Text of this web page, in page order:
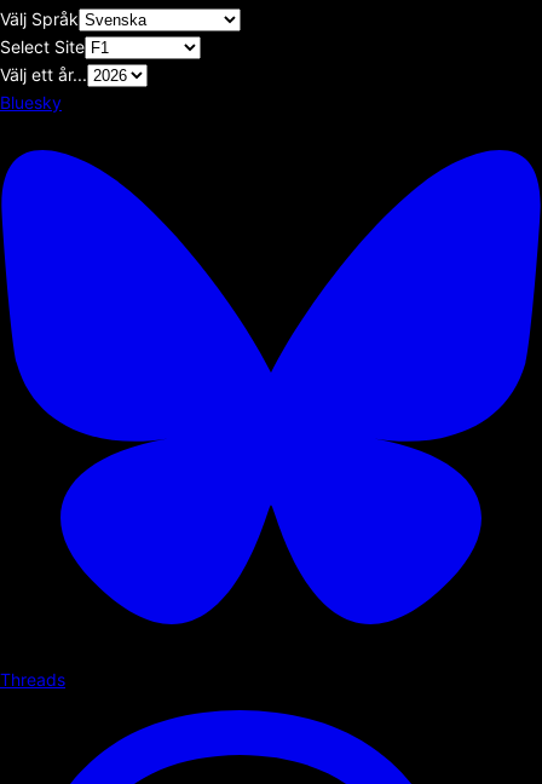
Välj Språk
Select Site
Välj ett år...
Bluesky
Threads